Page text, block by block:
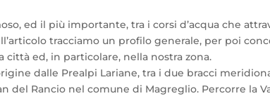
ed il più importante, tra i corsi d’acqua che
tracciamo un profilo generale, per poi
città ed, in particolare, nella nostra zona.
dalle Prealpi Lariane, tra i due bracci
del Rancio nel comune di Magreglio. Percorre la